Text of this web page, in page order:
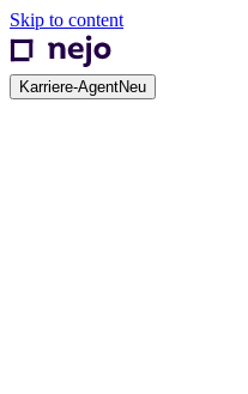
Skip to content
Karriere-AgentNeu